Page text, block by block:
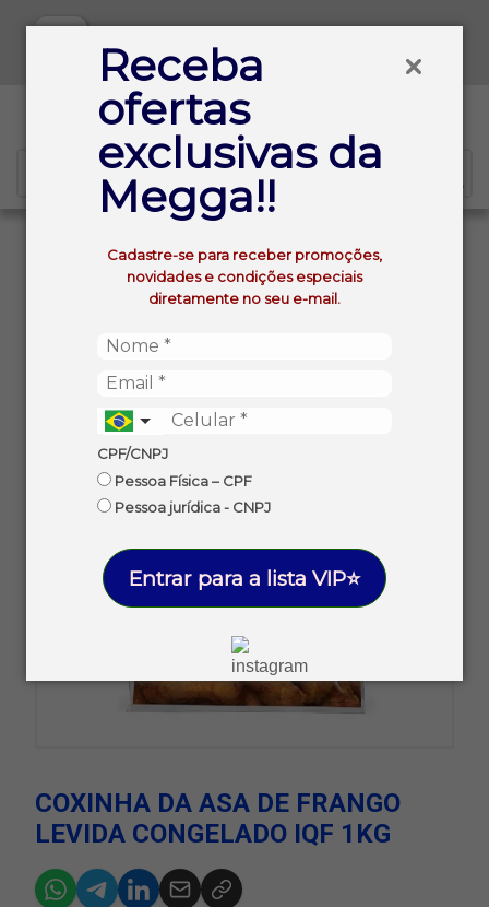
Receba
ofertas
exclusivas da
Megga!!
Cadastre-se para receber promoções,
novidades e condições especiais
diretamente no seu e-mail.
CPF/CNPJ
Pessoa Física – CPF
Pessoa jurídica - CNPJ
Entrar para a lista VIP⭐
COXINHA DA ASA DE FRANGO LEVIDA CONGELADO IQF
COXINHA DA ASA DE FRANGO
LEVIDA CONGELADO IQF 1KG